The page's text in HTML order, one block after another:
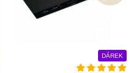
DÁREK